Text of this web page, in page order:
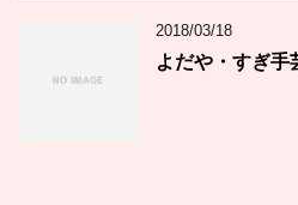
2018/03/18
よだや・すぎ